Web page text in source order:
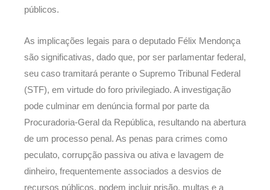
públicos.
As implicações legais para o deputado Félix Mendonça
são significativas, dado que, por ser parlamentar federal,
seu caso tramitará perante o Supremo Tribunal Federal
(STF), em virtude do foro privilegiado. A investigação
pode culminar em denúncia formal por parte da
Procuradoria-Geral da República, resultando na abertura
de um processo penal. As penas para crimes como
peculato, corrupção passiva ou ativa e lavagem de
dinheiro, frequentemente associados a desvios de
recursos públicos, podem incluir prisão, multas e a